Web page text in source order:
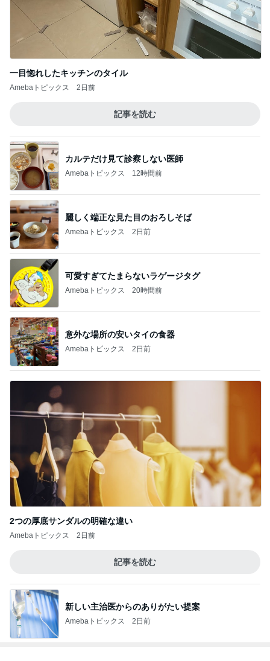
一目惚れしたキッチンのタイル
Amebaトピックス 2日前
記事を読む
カルテだけ見て診察しない医師
Amebaトピックス 12時間前
麗しく端正な見た目のおろしそば
Amebaトピックス 2日前
可愛すぎてたまらないラゲージタグ
Amebaトピックス 20時間前
意外な場所の安いタイの食器
Amebaトピックス 2日前
2つの厚底サンダルの明確な違い
Amebaトピックス 2日前
記事を読む
新しい主治医からのありがたい提案
Amebaトピックス 2日前